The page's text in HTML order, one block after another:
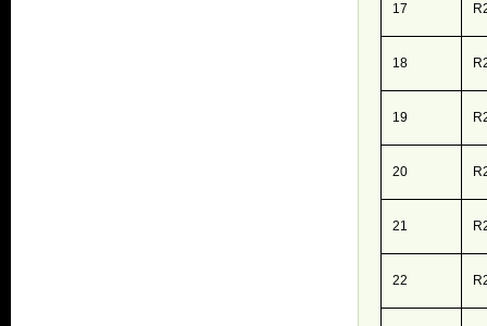
17
18
19
20
21
22